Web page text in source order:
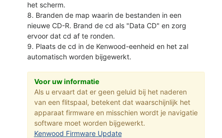
het scherm.
8. Branden de map waarin de bestanden in een
nieuwe CD-R. Brand de cd als "Data CD" en zorg
ervoor dat cd af te ronden.
9. Plaats de cd in de Kenwood-eenheid en het zal
automatisch worden bijgewerkt.
Voor uw informatie
Als u ervaart dat er geen geluid bij het naderen
van een flitspaal, betekent dat waarschijnlijk het
apparaat firmware en misschien wordt je navigatie
software moet worden bijgewerkt.
Kenwood Firmware Update